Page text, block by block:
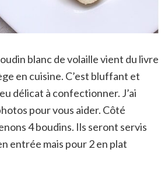
blanc de volaille vient du livre
en cuisine. C’est bluffant et
délicat à confectionner. J’ai
pour vous aider. Côté
4 boudins. Ils seront servis
entrée mais pour 2 en plat